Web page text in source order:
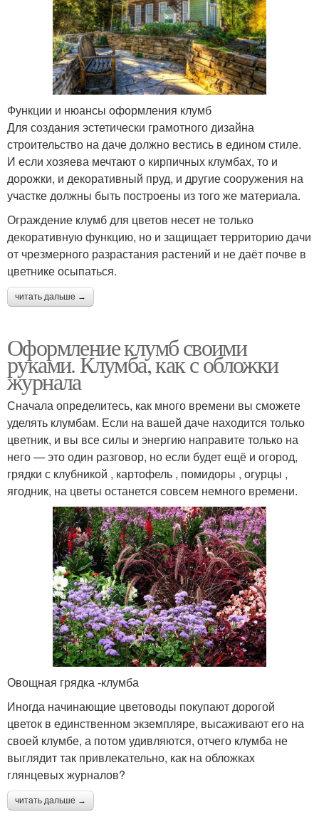
Функции и нюансы оформления клумб
Для создания эстетически грамотного дизайна
строительство на даче должно вестись в едином стиле.
И если хозяева мечтают о кирпичных клумбах, то и
дорожки, и декоративный пруд, и другие сооружения на
участке должны быть построены из того же материала.
Ограждение клумб для цветов несет не только
декоративную функцию, но и защищает территорию дачи
от чрезмерного разрастания растений и не даёт почве в
цветнике осыпаться.
читать дальше →
Оформление клумб своими
руками. Клумба, как с обложки
журнала
Сначала определитесь, как много времени вы сможете
уделять клумбам. Если на вашей даче находится только
цветник, и вы все силы и энергию направите только на
него — это один разговор, но если будет ещё и огород,
грядки с клубникой , картофель , помидоры , огурцы ,
ягодник, на цветы останется совсем немного времени.
Овощная грядка -клумба
Иногда начинающие цветоводы покупают дорогой
цветок в единственном экземпляре, высаживают его на
своей клумбе, а потом удивляются, отчего клумба не
выглядит так привлекательно, как на обложках
глянцевых журналов?
читать дальше →